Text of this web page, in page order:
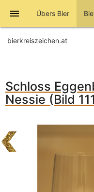
menu Übers Bier
bierkreiszeichen.at
Schloss
Nessie (Bild